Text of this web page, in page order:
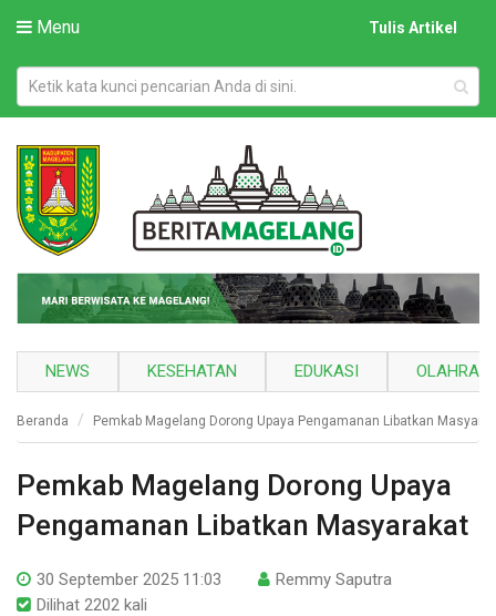
Menu Tulis Artikel
NEWS KESEHATAN EDUKASI
Beranda Pemkab Magelang Dorong Upaya Pengamanan Libatkan
Pemkab Magelang Dorong Upaya
Pengamanan Libatkan Masyarakat
30 September 2025 11:03
Remmy Saputra
Dilihat 2202 kali